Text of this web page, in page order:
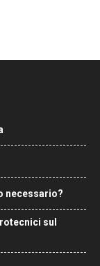
necessario?
sul